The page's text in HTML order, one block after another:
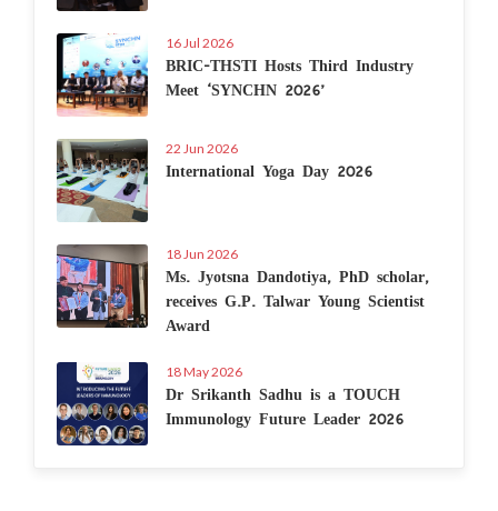
16 Jul 2026
BRIC-THSTI Hosts Third Industry
Meet ‘SYNCHN 2026’
22 Jun 2026
International Yoga Day 2026
18 Jun 2026
Ms. Jyotsna Dandotiya, PhD scholar,
receives G.P. Talwar Young Scientist
Award
18 May 2026
Dr Srikanth Sadhu is a TOUCH
Immunology Future Leader 2026